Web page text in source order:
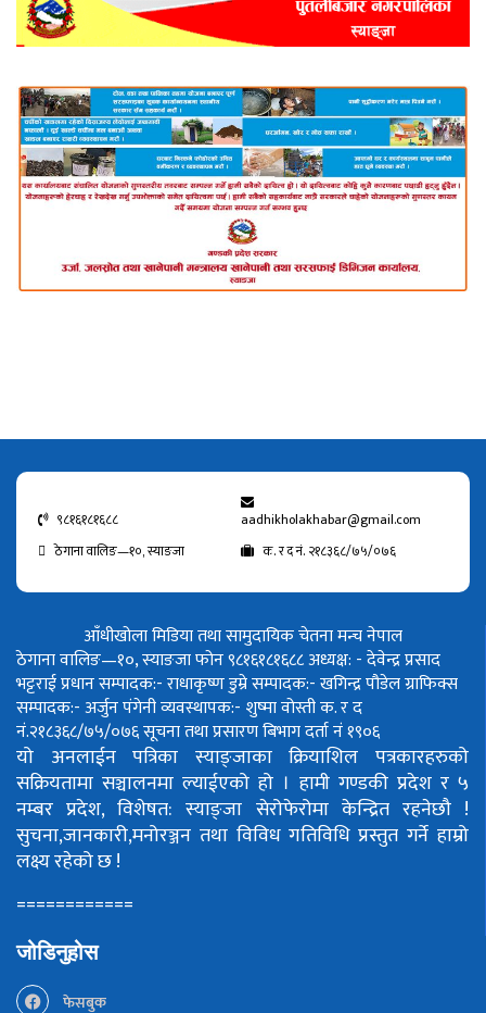
९८१६१८१६८८
aadhikholakhabar@gmail.com
ठेगाना वालिङ—१०, स्याङजा
क. र द नं. २१८३६८/७५/०७६
आँधीखोला मिडिया तथा सामुदायिक चेतना मन्च नेपाल
ठेगाना वालिङ—१०, स्याङजा फोन ९८१६१८१६८८अध्यक्ष: - देवेन्द्र प्रसाद
भट्टराईप्रधान सम्पादक:- राधाकृष्ण डुम्रेसम्पादक:- खगिन्द्र पौडेलग्राफिक्स
सम्पादक:- अर्जुन पंगेनीव्यवस्थापक:- शुष्मा वोस्तीक. र द
नं.२१८३६८/७५/०७६सूचना तथा प्रसारण बिभाग दर्ता नं १९०६
यो अनलाईन पत्रिका स्याङ्जाका क्रियाशिल पत्रकारहरुको
सक्रियतामा सञ्चालनमा ल्याईएको हो । हामी गण्डकी प्रदेश र ५
नम्बर प्रदेश, विशेषत: स्याङ्जा सेरोफेरोमा केन्द्रित रहनेछौ !
सुचना,जानकारी,मनोरञ्जन तथा विविध गतिविधि प्रस्तुत गर्ने हाम्रो
लक्ष्य रहेको छ !
============
जोडिनुहोस
फेसबुक